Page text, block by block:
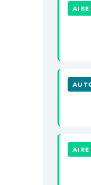
AIRE
AIRE